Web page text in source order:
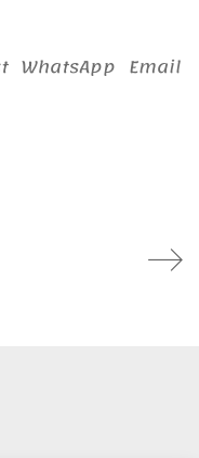
WhatsApp Email